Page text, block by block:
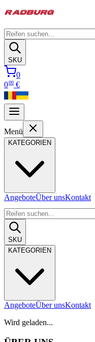
SKU
0
000 €
Menü
KATEGORIEN
AngeboteÜber unsKontakt
SKU
KATEGORIEN
AngeboteÜber unsKontakt
Wird geladen...